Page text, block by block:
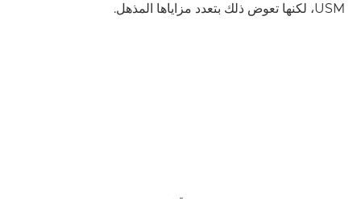
USM، لكنها تعوض ذلك بتعدد مزاياها المذهل.